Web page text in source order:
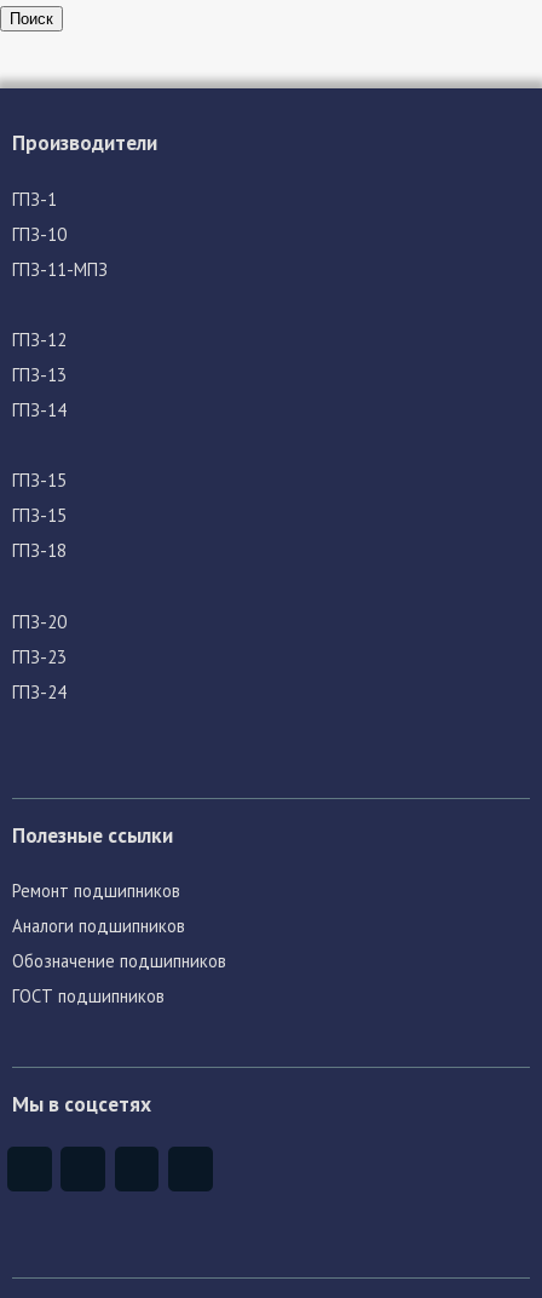
Поиск
Производители
ГПЗ-1
ГПЗ-10
ГПЗ-11-МПЗ
ГПЗ-12
ГПЗ-13
ГПЗ-14
ГПЗ-15
ГПЗ-15
ГПЗ-18
ГПЗ-20
ГПЗ-23
ГПЗ-24
Полезные ссылки
Ремонт подшипников
Аналоги подшипников
Обозначение подшипников
ГОСТ подшипников
Мы в соцсетях